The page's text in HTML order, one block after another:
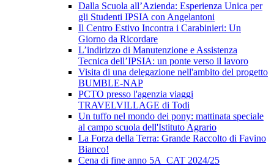
Dalla Scuola all’Azienda: Esperienza Unica per
gli Studenti IPSIA con Angelantoni
Il Centro Estivo Incontra i Carabinieri: Un
Giorno da Ricordare
L’indirizzo di Manutenzione e Assistenza
Tecnica dell’IPSIA: un ponte verso il lavoro
Visita di una delegazione nell'ambito del progetto
BUMBLE-NAP
PCTO presso l'agenzia viaggi
TRAVELVILLAGE di Todi
Un tuffo nel mondo dei pony: mattinata speciale
al campo scuola dell'Istituto Agrario
La Forza della Terra: Grande Raccolto di Favino
Bianco!
Cena di fine anno 5A_CAT 2024/25